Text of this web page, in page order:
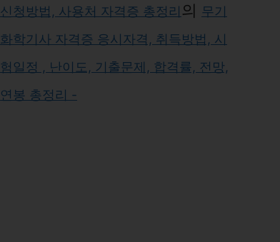
신청방법, 사용처 자격증 총정리 의 무기
화학기사 자격증 응시자격, 취득방법, 시
험일정 , 난이도, 기출문제, 합격률, 전망,
연봉 총정리 -